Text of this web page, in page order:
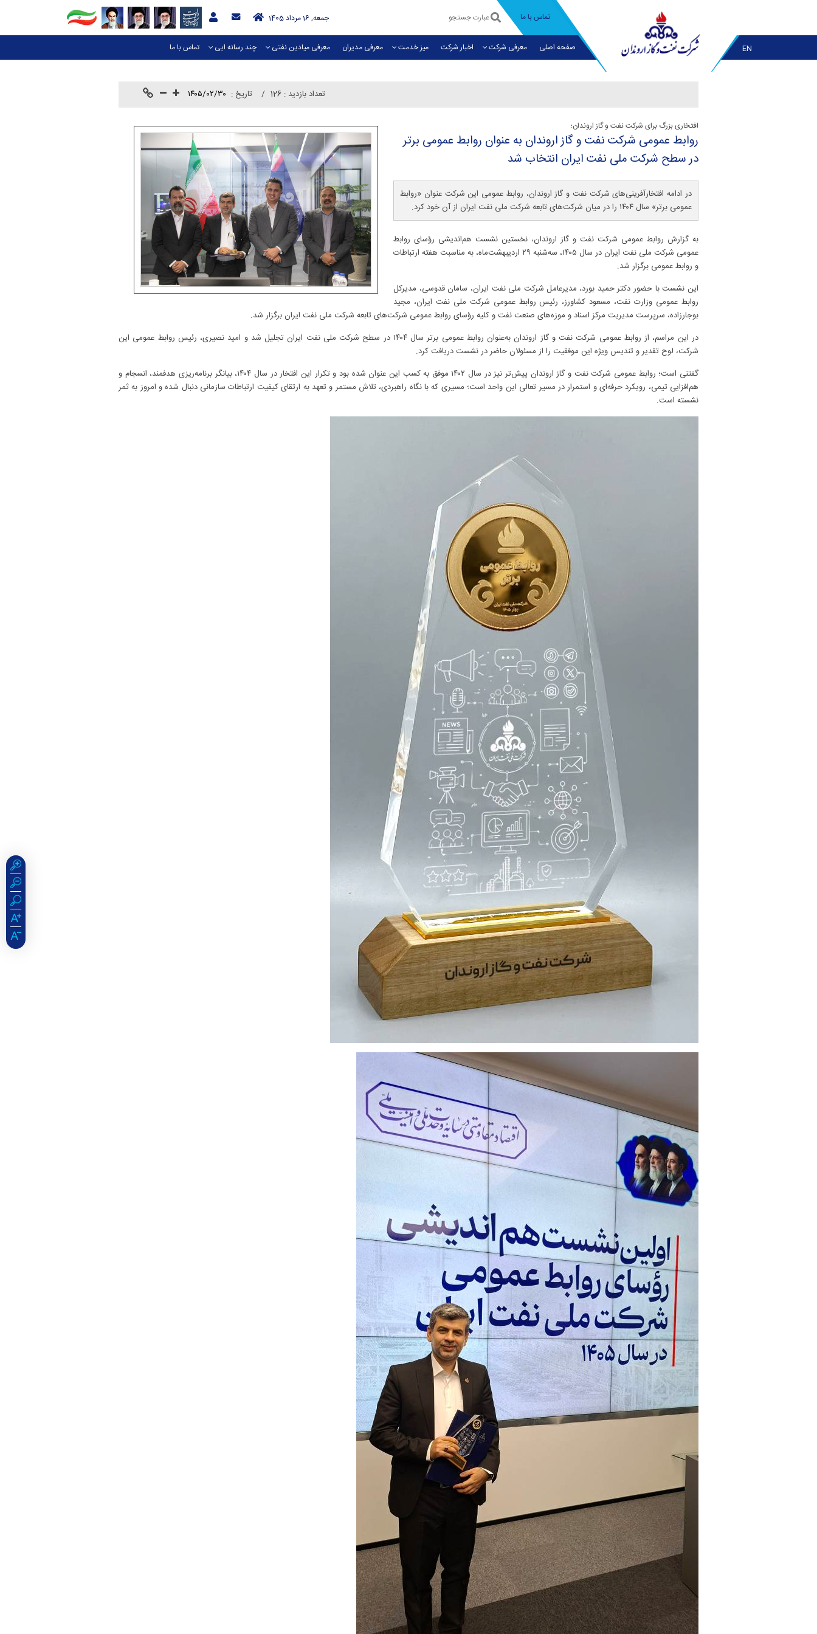
تماس با ما جمعه, 16 مرداد 1405
EN صفحه اصلی معرفی شرکت اخبار شرکت میز خدمت معرفی مديران معرفی میادین نفتی چند رسانه ایی تماس با ما
تاريخ : ۱۴۰۵/۰۲/۳۰ تعداد بازدید : 126
افتخاری بزرگ برای شرکت نفت و گاز اروندان؛
روابط عمومی شركت نفت و گاز اروندان به عنوان روابط عمومی برتر
در سطح شركت ملی نفت ایران انتخاب شد
در ادامه افتخارآفرینی‌های شرکت نفت و گاز اروندان، روابط عمومی این شرکت عنوان «روابط
عمومی برتر» سال ۱۴۰۴ را در میان شرکت‌های تابعه شرکت ملی نفت ایران از آن خود کرد.
به گزارش روابط عمومی شرکت نفت و گاز اروندان، نخستین نشست هم‌اندیشی رؤسای روابط
عمومی شرکت ملی نفت ایران در سال ۱۴۰۵، سه‌شنبه ۲۹ اردیبهشت‌ماه، به مناسبت هفته ارتباطات
و روابط عمومی برگزار شد.
این نشست با حضور دکتر حمید بورد، مدیرعامل شرکت ملی نفت ایران، سامان قدوسی، مدیرکل
روابط عمومی وزارت نفت، مسعود کشاورز، رئیس روابط عمومی شرکت ملی نفت ایران، مجید
بوجارزاده، سرپرست مدیریت مرکز اسناد و موزه‌های صنعت نفت و کلیه رؤسای روابط عمومی شرکت‌های تابعه شرکت ملی نفت ایران برگزار شد.
در این مراسم، از روابط عمومی شرکت نفت و گاز اروندان به‌عنوان روابط عمومی برتر سال ۱۴۰۴ در سطح شرکت ملی نفت ایران تجلیل شد و امید نصیری، رئیس روابط عمومی این
شرکت، لوح تقدیر و تندیس ویژه این موفقیت را از مسئولان حاضر در نشست دریافت کرد.
گفتنی است؛ روابط عمومی شرکت نفت و گاز اروندان پیش‌تر نیز در سال ۱۴۰۲ موفق به کسب این عنوان شده بود و تکرار این افتخار در سال ۱۴۰۴، بیانگر برنامه‌ریزی هدفمند، انسجام و
هم‌افزایی تیمی، رویکرد حرفه‌ای و استمرار در مسیر تعالی این واحد است؛ مسیری که با نگاه راهبردی، تلاش مستمر و تعهد به ارتقای کیفیت ارتباطات سازمانی دنبال شده و امروز به ثمر
نشسته است.